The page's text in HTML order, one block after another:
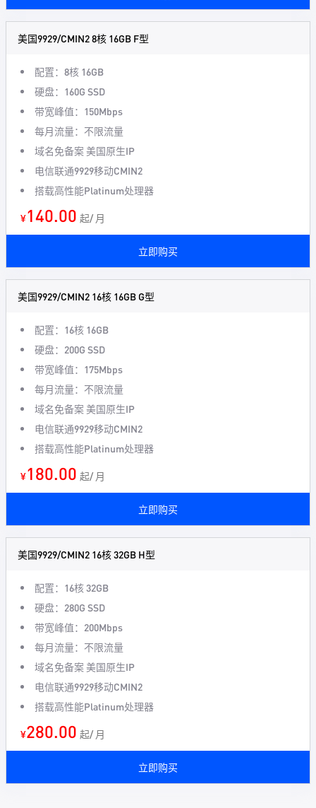
美国9929/CMIN2 8核 16GB F型
配置：8核 16GB
硬盘：160G SSD
带宽峰值：150Mbps
每月流量：不限流量
域名免备案 美国原生IP
电信联通9929移动CMIN2
搭载高性能Platinum处理器
¥140.00 起/ 月
立即购买
美国9929/CMIN2 16核 16GB G型
配置：16核 16GB
硬盘：200G SSD
带宽峰值：175Mbps
每月流量：不限流量
域名免备案 美国原生IP
电信联通9929移动CMIN2
搭载高性能Platinum处理器
¥180.00 起/ 月
立即购买
美国9929/CMIN2 16核 32GB H型
配置：16核 32GB
硬盘：280G SSD
带宽峰值：200Mbps
每月流量：不限流量
域名免备案 美国原生IP
电信联通9929移动CMIN2
搭载高性能Platinum处理器
¥280.00 起/ 月
立即购买